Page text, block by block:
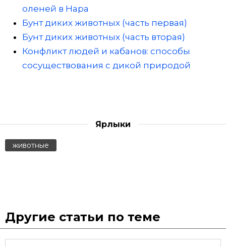
оленей в Нара
Бунт диких животных (часть первая)
Бунт диких животных (часть вторая)
Конфликт людей и кабанов: способы
сосуществования с дикой природой
Ярлыки
животные
Другие статьи по теме